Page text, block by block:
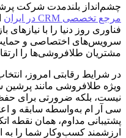
چشم‌انداز بلندمدت شرکت
مرجع تخصصی CRM در ایران
فناوری روز دنیا را با
سرویس‌های اختصاصی و
مشتریان طلافروشی‌ها را
ویژه طلافروشی مانند پرشین
نیست، بلکه ضرورتی برای
سی آر ام به‌واسطه سابقه و
پشتیبانی مداوم، همان نقطه
ارزشمند کسب‌وکار شما را به